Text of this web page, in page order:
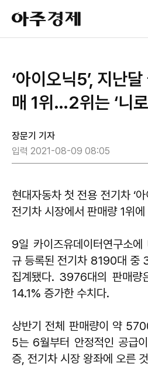
아
주
경
‘아이오닉5’, 지난
매 1위…2위는 ‘니
장문기 기자
입력 2021-08-09 08:05
현대자동차 첫 전용 전기차 ‘
전기차 시장에서 판매량 1위에
9일 카이즈유데이터연구소
규 등록된 전기차 8190대 중
집계됐다. 3976대의 판매
14.1% 증가한 수치다.
상반기 전체 판매량이 약
5는 6월부터 안정적인 공급
증, 전기차 시장 왕좌에 오른